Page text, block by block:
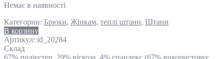
Немає в наявності
Категории: Брюки, Жінкам, теплі штани, Штани
В корзину
Артикул: id_20284
Склад
67% поліестер, 29% віскоза, 4% спандекс (67% використовує